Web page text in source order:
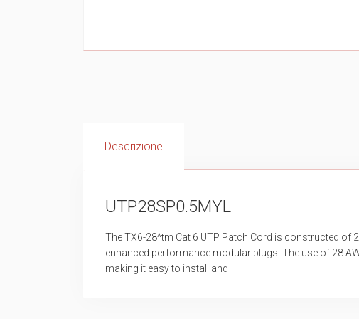
Descrizione
UTP28SP0.5MYL
The TX6-28^tm Cat 6 UTP Patch Cord is constructed of
enhanced performance modular plugs. The use of 28
making it easy to install and